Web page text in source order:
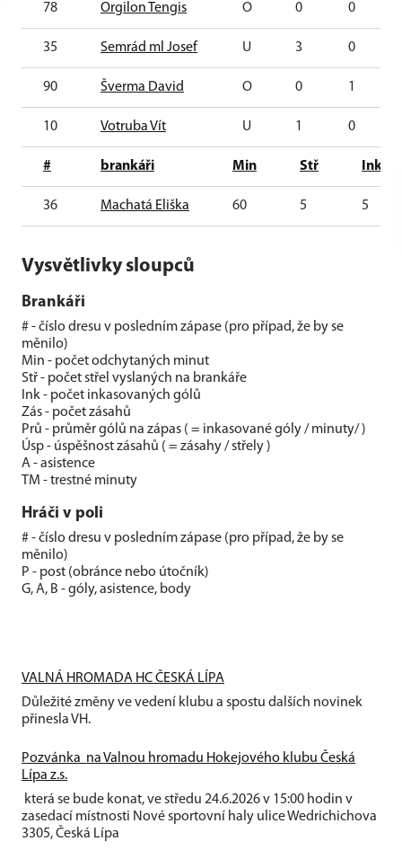
78 Orgilon Tengis O 0 0
35 Semrád ml Josef U 3 0
90 Šverma David O 0 1
10 Votruba Vít U 1 0
# brankáři Min Stř Ink
36 Machatá Eliška 60 5 5
Vysvětlivky sloupců
Brankáři
# - číslo dresu v posledním zápase (pro případ, že by se
měnilo)
Min - počet odchytaných minut
Stř - počet střel vyslaných na brankáře
Ink - počet inkasovaných gólů
Zás - počet zásahů
Prů - průměr gólů na zápas ( = inkasované góly / minuty/ )
Úsp - úspěšnost zásahů ( = zásahy / střely )
A - asistence
TM - trestné minuty
Hráči v poli
# - číslo dresu v posledním zápase (pro případ, že by se
měnilo)
P - post (obránce nebo útočník)
G, A, B - góly, asistence, body
VALNÁ HROMADA HC ČESKÁ LÍPA
Důležité změny ve vedení klubu a spostu dalších novinek
přinesla VH.
Pozvánka na Valnou hromadu Hokejového klubu Česká
Lípa z.s.
která se bude konat, ve středu 24.6.2026 v 15:00 hodin v
zasedací místnosti Nové sportovní haly ulice Wedrichichova
3305, Česká Lípa